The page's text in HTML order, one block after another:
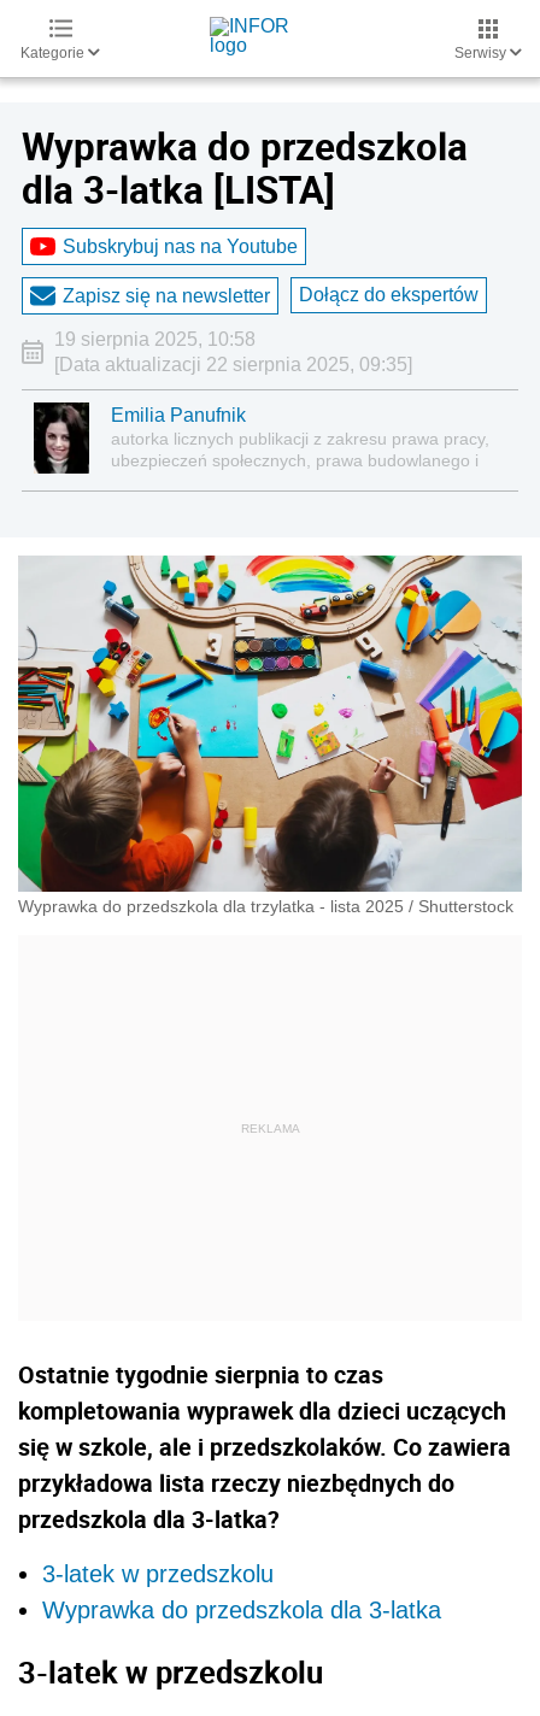
Kategorie Serwisy
Wyprawka do przedszkola
dla 3-latka [LISTA]
Subskrybuj nas na Youtube
Zapisz się na newsletter Dołącz do ekspertów
19 sierpnia 2025, 10:58
[Data aktualizacji 22 sierpnia 2025, 09:35]
Emilia Panufnik
autorka licznych publikacji z zakresu prawa pracy,
ubezpieczeń społecznych, prawa budowlanego i
Wyprawka do przedszkola dla trzylatka - lista 2025 / Shutterstock
Ostatnie tygodnie sierpnia to czas
kompletowania wyprawek dla dzieci uczących
się w szkole, ale i przedszkolaków. Co zawiera
przykładowa lista rzeczy niezbędnych do
przedszkola dla 3-latka?
3-latek w przedszkolu
Wyprawka do przedszkola dla 3-latka
3-latek w przedszkolu